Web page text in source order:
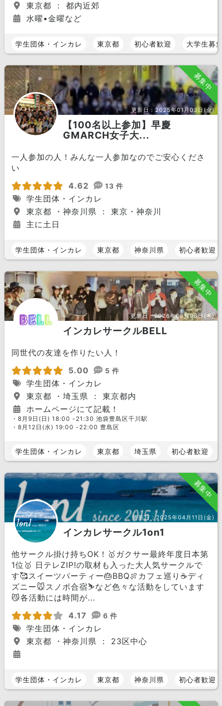
東京都 ： 都内近郊
水曜•金曜など
学生団体・インカレ 東京都 初心者歓迎 大学生募
募集中
更新日：2025年01月03日(金)
【100名以上参加】早慶
GMARCH女子大...
一人参加の人！みんな一人参加なのでご安心くださ
い
4.62
13 件
学生団体・インカレ
東京都 ・神奈川県 ： 東京・神奈川
主に土日
学生団体・インカレ 東京都 神奈川県 初心者歓迎
募集中
更新日：2026年08月06日(木)
インカレサークルBELL
同世代の友達を作りたい人！
5.00
5 件
学生団体・インカレ
東京都 ・埼玉県 ： 東京都内
ホームページにて記載！
・8月9日(日) 18:00 -21:30 池袋豊島区千川駅
・8月12日(水) 19:00 -22:00 豊島区
学生団体・インカレ 東京都 埼玉県 初心者歓迎
募集中
更新日：2025年04月11日(金)
インカレサークル1on1
他サークル掛け持ちOK！🥇ガクサー最終年度日本第
1位🥇 日テレZIP!の取材も入った大人気サークルで
す🥰スイーツパーティー🎂BBQ🍖カフェ巡り☕️ディ
ズニー🐭スノボ合宿⛷など色々な活動をしています
😼各活動には時間が...
4.17
6 件
学生団体・インカレ
東京都 ・神奈川県 ： 23区中心
学生団体・インカレ 東京都 神奈川県 初心者歓迎